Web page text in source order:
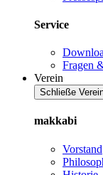
Service
Fragen
Verein
Schließe
makkabi
Vorstand